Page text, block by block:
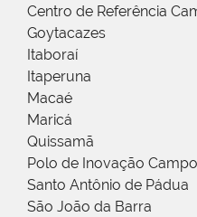
Centro de Referência
Goytacazes
Itaboraí
Itaperuna
Macaé
Maricá
Quissamã
Polo de Inovação
Santo Antônio de Pádua
São João da Barra